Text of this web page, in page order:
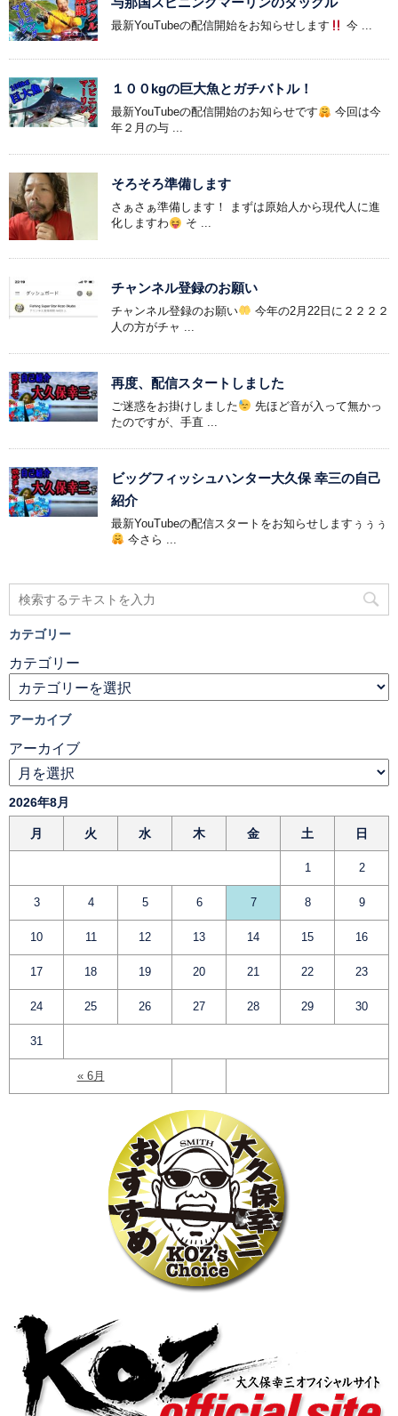
最新YouTubeの配信開始をお知らせします 今 ...
１００kgの巨大魚とガチバトル！
最新YouTubeの配信開始のお知らせです
今回は今
年２月の与 ...
そろそろ準備します
さぁさぁ準備します！ まずは原始人から現代人に進
化しますわ
そ ...
チャンネル登録のお願い
チャンネル登録のお願い
今年の2月22日に２２２２
人の方がチャ ...
再度、配信スタートしました
ご迷惑をお掛けしました
先ほど音が入って無かっ
たのですが、手直 ...
ビッグフィッシュハンター大久保 幸三の自己
紹介
最新YouTubeの配信スタートをお知らせしますぅぅぅ
今さら ...
カテゴリー
カテゴリー
アーカイブ
アーカイブ
2026年8月
月 火 水 木 金 土 日
« 6月
1 2
3 4 5 6 7 8 9
10 11 12 13 14 15 16
17 18 19 20 21 22 23
24 25 26 27 28 29 30
31